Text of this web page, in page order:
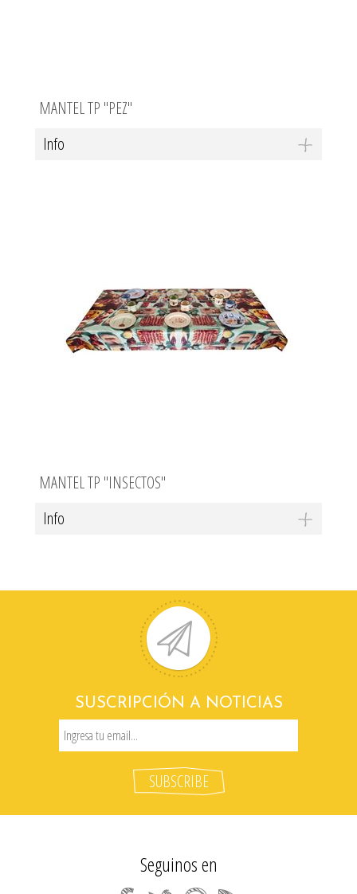
MANTEL TP "PEZ"
Info
MANTEL TP "INSECTOS"
Info
SUSCRIPCIÓN A NOTICIAS
Seguinos en